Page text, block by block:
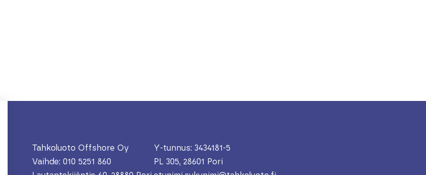
Tahkoluoto Offshore Oy
Y-tunnus: 3434181-5
Vaihde: 010 5251 860
PL 305, 28601 Pori